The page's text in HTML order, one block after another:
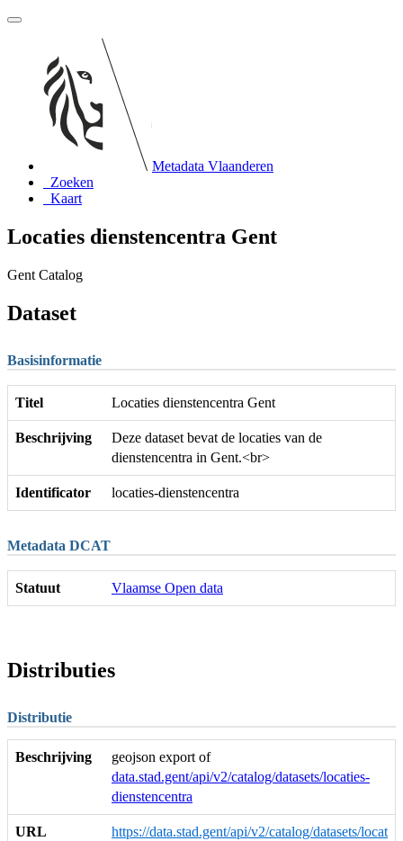
Metadata Vlaanderen
Zoeken
Kaart
Locaties dienstencentra Gent
Gent Catalog
Dataset
Basisinformatie
Titel Locaties dienstencentra Gent
Beschrijving
Deze dataset bevat de locaties van de
dienstencentra in Gent.<br>
Identificator locaties-dienstencentra
Metadata DCAT
Statuut Vlaamse Open data
Distributies
Distributie
Beschrijving
geojson export of
data.stad.gent/api/v2/catalog/datasets/locaties-
dienstencentra
URL
https://data.stad.gent/api/v2/catalog/datasets/locat